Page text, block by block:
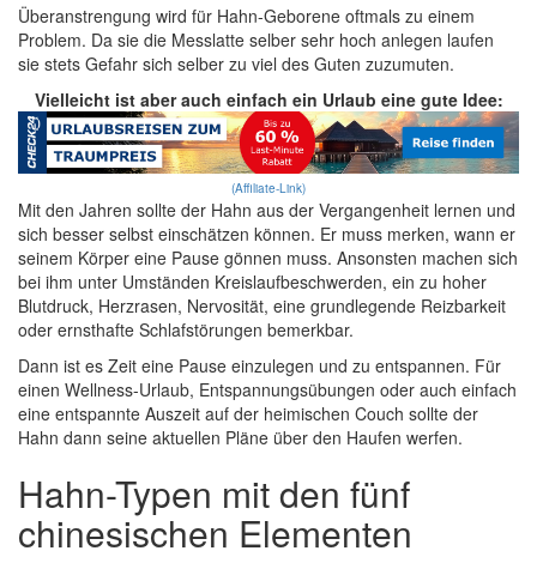
Überanstrengung wird für Hahn-Geborene oftmals zu einem
Problem. Da sie die Messlatte selber sehr hoch anlegen laufen
sie stets Gefahr sich selber zu viel des Guten zuzumuten.
Vielleicht ist aber auch einfach ein Urlaub eine gute Idee:
(Affiliate-Link)
Mit den Jahren sollte der Hahn aus der Vergangenheit lernen und
sich besser selbst einschätzen können. Er muss merken, wann er
seinem Körper eine Pause gönnen muss. Ansonsten machen sich
bei ihm unter Umständen Kreislaufbeschwerden, ein zu hoher
Blutdruck, Herzrasen, Nervosität, eine grundlegende Reizbarkeit
oder ernsthafte Schlafstörungen bemerkbar.
Dann ist es Zeit eine Pause einzulegen und zu entspannen. Für
einen Wellness-Urlaub, Entspannungsübungen oder auch einfach
eine entspannte Auszeit auf der heimischen Couch sollte der
Hahn dann seine aktuellen Pläne über den Haufen werfen.
Hahn-Typen mit den fünf
chinesischen Elementen